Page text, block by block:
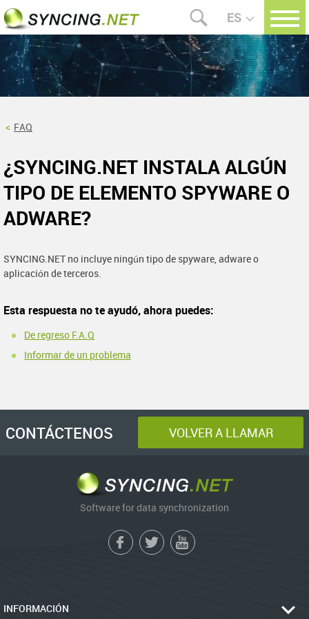
ES
FAQ
¿SYNCING.NET INSTALA ALGÚN
TIPO DE ELEMENTO SPYWARE O
ADWARE?
SYNCING.NET no incluye ningún tipo de spyware, adware o
aplicación de terceros.
Esta respuesta no te ayudó, ahora puedes:
De regreso F.A.Q
Informar de un problema
CONTÁCTENOS VOLVER A LLAMAR
Software for data synchronization
INFORMACIÓN